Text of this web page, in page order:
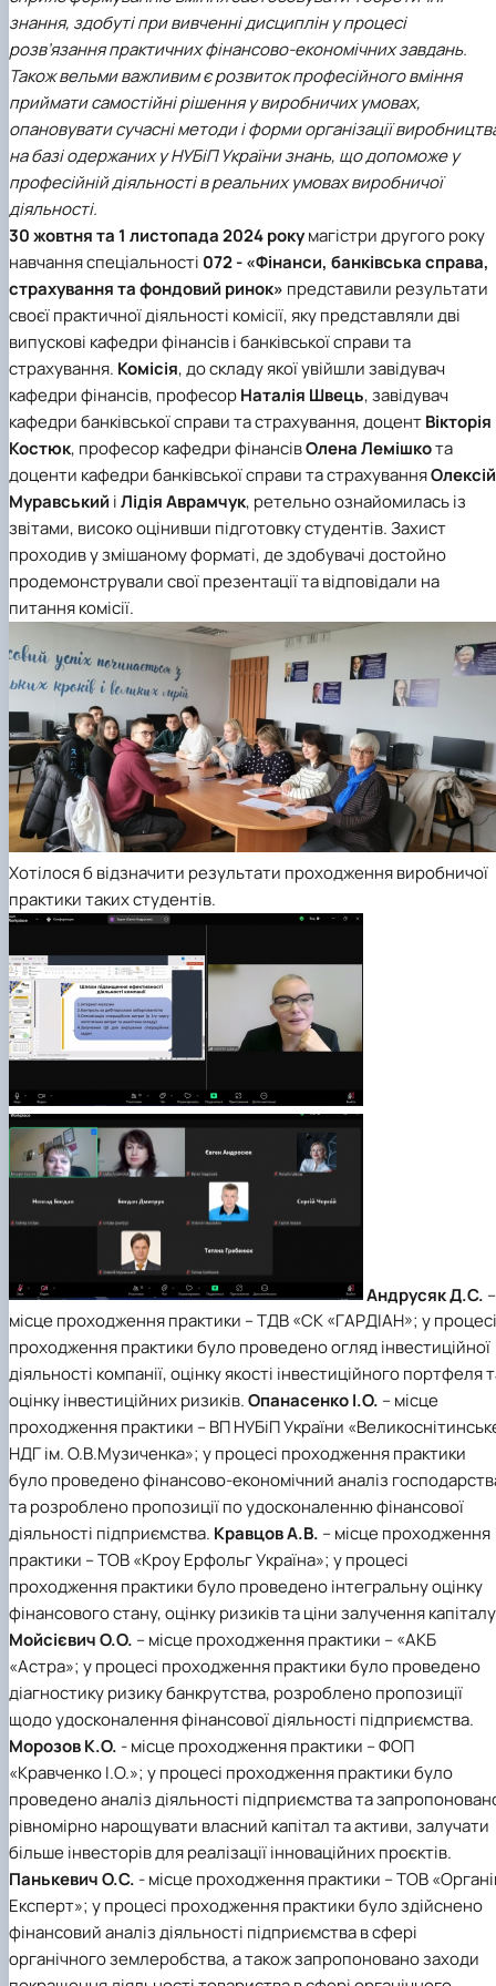
знання, здобуті при вивченні дисциплін у процесі
розв’язання практичних фінансово-економічних завдань.
Також вельми важливим є розвиток професійного вміння
приймати самостійні рішення у виробничих умовах,
опановувати сучасні методи і форми організації
на базі одержаних у НУБіП України знань, що допоможе у
професійній діяльності в реальних умовах виробничої
діяльності.
30 жовтня та 1 листопада 2024 рокумагістри другого року
навчання спеціальності 072 - «Фінанси, банківська справа,
страхування та фондовий ринок» представили результати
своєї практичної діяльності комісії, яку представляли дві
випускові кафедри фінансів і банківської справи та
страхування. Комісія, до складу якої увійшли завідувач
кафедри фінансів, професорНаталія Швець, завідувач
кафедри банківської справи та страхування, доцентВікторія
Костюк, професор кафедри фінансівОлена Лемішкота
доценти кафедри банківської справи та страхуванняОлексій
Муравський іЛідія Аврамчук, ретельно ознайомилась із
звітами, високо оцінивши підготовку студентів. Захист
проходив у змішаному форматі, де здобувачі достойно
продемонстрували свої презентації та відповідали на
питання комісії.
Хотілося б відзначити результати проходження виробничої
практики таких студентів.
Андрусяк Д.С. –
місце проходження практики – ТДВ «СК «ГАРДІАН»; у процесі
проходження практики було проведено огляд інвестиційної
діяльності компанії, оцінку якості інвестиційного портфеля
оцінку інвестиційних ризиків.Опанасенко І.О. – місце
проходження практики – ВП НУБіП України
НДГ ім. О.В.Музиченка»; у процесі проходження практики
було проведено фінансово-економічний аналіз
та розроблено пропозиції по удосконаленню фінансової
діяльності підприємства. Кравцов А.В. – місце проходження
практики – ТОВ «Кроу Ерфольг Україна»; у процесі
проходження практики було проведено інтегральну оцінку
фінансового стану, оцінку ризиків та ціни залучення
Мойсієвич О.О. – місце проходження практики – «АКБ
«Астра»; у процесі проходження практики було проведено
діагностику ризику банкрутства, розроблено пропозиції
щодо удосконалення фінансової діяльності підприємства.
Морозов К.О. - місце проходження практики – ФОП
«Кравченко І.О.»; у процесі проходження практики було
проведено аналіз діяльності підприємства та
рівномірно нарощувати власний капітал та активи, залучати
більше інвесторів для реалізації інноваційних проєктів.
Панькевич О.С. - місце проходження практики – ТОВ
Експерт»; у процесі проходження практики було здійснено
фінансовий аналіз діяльності підприємства в сфері
органічного землеробства, а також запропоновано заходи